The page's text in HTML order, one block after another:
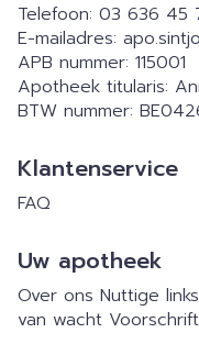
Telefoon: 03 636 45
E-mailadres:
APB nummer: 115001
Apotheek titularis:
BTW nummer:
Klantenservice
FAQ
Uw apotheek
Over ons Nuttige links
van wacht Voorschrift